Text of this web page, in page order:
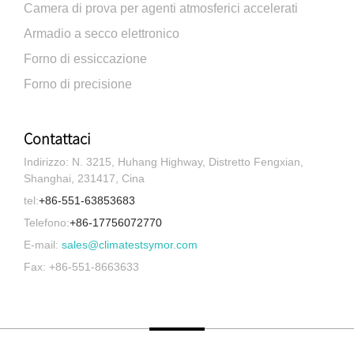
Camera di prova per agenti atmosferici accelerati
Armadio a secco elettronico
Forno di essiccazione
Forno di precisione
Contattaci
Indirizzo: N. 3215, Huhang Highway, Distretto Fengxian,
Shanghai, 231417, Cina
tel:+86-551-63853683
Telefono:+86-17756072770
E-mail: sales@climatestsymor.com
Fax: +86-551-8663633